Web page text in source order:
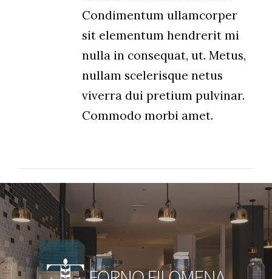
Condimentum ullamcorper
sit elementum hendrerit mi
nulla in consequat, ut. Metus,
nullam scelerisque netus
viverra dui pretium pulvinar.
Commodo morbi amet.